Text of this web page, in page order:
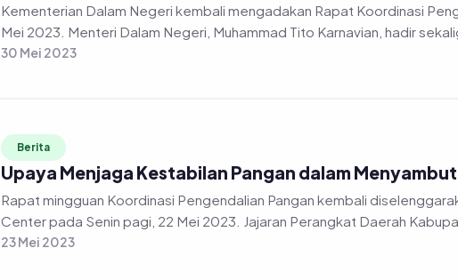
Kementerian Dalam Negeri kembali mengadakan Rapat Koordinasi
Mei 2023. Menteri Dalam Negeri, Muhammad Tito Karnavian, hadir
30 Mei 2023
Berita
Upaya Menjaga Kestabilan Pangan dalam
Rapat mingguan Koordinasi Pengendalian Pangan kembali diselenggarakan secara daring di gedung Command
Center pada Senin pagi, 22 Mei 2023. Jajaran Perangkat Daerah
23 Mei 2023